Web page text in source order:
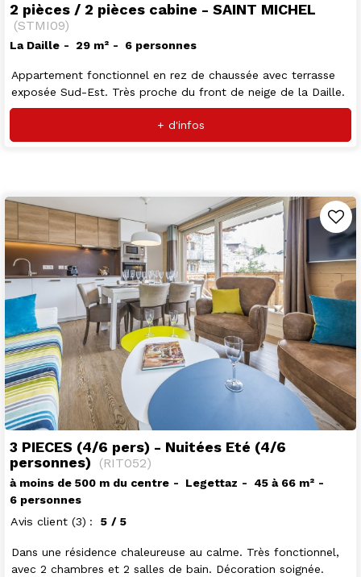
2 pièces / 2 pièces cabine - SAINT MICHEL
(STMI09)
La Daille 29 m² 6 personnes
Appartement fonctionnel en rez de chaussée avec terrasse
exposée Sud-Est. Très proche du front de neige de la Daille.
+ d'infos
3 PIECES (4/6 pers) - Nuitées Eté (4/6
personnes)
(RIT052)
à moins de 500 m du centre Legettaz 45 à 66 m²
6 personnes
Avis client (3) 5 / 5
Dans une résidence chaleureuse au calme. Très fonctionnel,
avec 2 chambres et 2 salles de bain. Décoration soignée.